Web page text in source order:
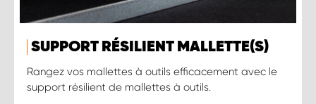
SUPPORT RÉSILIENT MALLETTE(S)
Rangez vos mallettes à outils efficacement avec le
support résilient de mallettes à outils.